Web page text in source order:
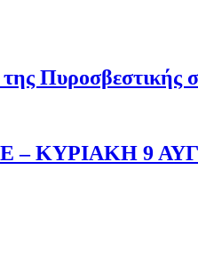
Πυροσβεστικής
– ΚΥΡΙΑΚΗ 9